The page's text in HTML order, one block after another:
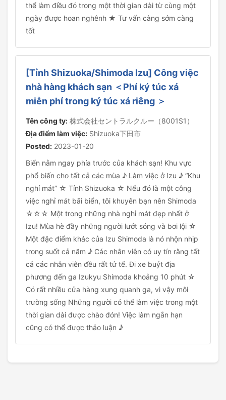
thể làm điều đó trong một thời gian dài từ cùng một
ngày được hoan nghênh ★ Tư vấn càng sớm càng
tốt
[Tỉnh Shizuoka/Shimoda Izu] Công việc
nhà hàng khách sạn ＜Phí ký túc xá
miễn phí trong ký túc xá riêng ＞
Tên công ty: 株式会社セントラルクルー（8001S1）
Địa điểm làm việc: Shizuoka下田市
Posted: 2023-01-20
Biển nằm ngay phía trước của khách sạn! Khu vực
phổ biến cho tất cả các mùa ♪ Làm việc ở Izu ♪ “Khu
nghỉ mát” ☆ Tỉnh Shizuoka ☆ Nếu đó là một công
việc nghỉ mát bãi biển, tôi khuyên bạn nên Shimoda
☆☆☆ Một trong những nhà nghỉ mát đẹp nhất ở
Izu! Mùa hè đầy những người lướt sóng và bơi lội ☆
Một đặc điểm khác của Izu Shimoda là nó nhộn nhịp
trong suốt cả năm ♪ Các nhân viên có uy tín rằng tất
cả các nhân viên đều rất tử tế. Đi xe buýt địa
phương đến ga Izukyu Shimoda khoảng 10 phút ☆
Có rất nhiều cửa hàng xung quanh ga, vì vậy môi
trường sống Những người có thể làm việc trong một
thời gian dài được chào đón! Việc làm ngắn hạn
cũng có thể được thảo luận ♪